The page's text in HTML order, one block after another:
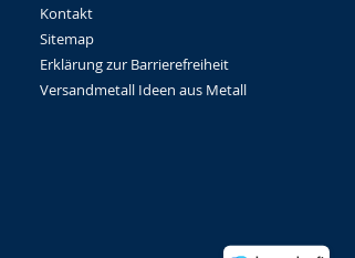
Kontakt
Sitemap
Erklärung zur Barrierefreiheit
Versandmetall Ideen aus Metall